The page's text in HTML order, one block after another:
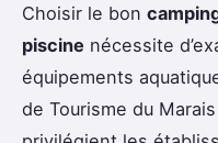
Choisir le bon
piscine nécessite
équipements
de Tourisme du